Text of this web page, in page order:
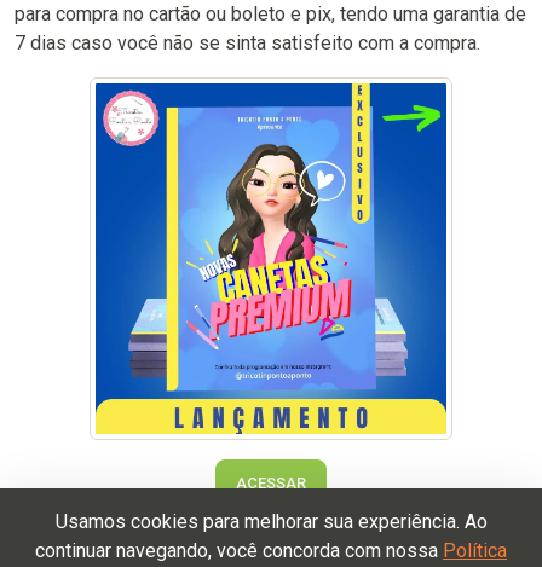
para compra no cartão ou boleto e pix, tendo uma garantia de
7 dias caso você não se sinta satisfeito com a compra.
Usamos cookies para melhorar sua experiência. Ao
continuar navegando, você concorda com nossa Política
ACESSAR